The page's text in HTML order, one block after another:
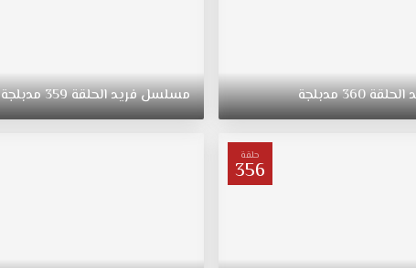
الحلقة360مدبلجة مسلسلفريدالحلقة359مدبلجة
حلقة
356